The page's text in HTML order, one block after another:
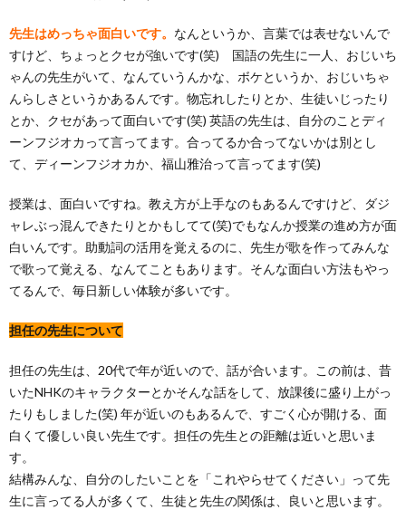
先生はめっちゃ面白いです。 なんというか、言葉では表せないんで
すけど、ちょっとクセが強いです(笑) 国語の先生に一人、おじいち
ゃんの先生がいて、なんていうんかな、ボケというか、おじいちゃ
んらしさというかあるんです。物忘れしたりとか、生徒いじったり
とか、クセがあって面白いです(笑) 英語の先生は、自分のことディ
ーンフジオカって言ってます。合ってるか合ってないかは別とし
て、ディーンフジオカか、福山雅治って言ってます(笑)
授業は、面白いですね。教え方が上手なのもあるんですけど、ダジ
ャレぶっ混んできたりとかもしてて(笑)でもなんか授業の進め方が面
白いんです。助動詞の活用を覚えるのに、先生が歌を作ってみんな
で歌って覚える、なんてこともあります。そんな面白い方法もやっ
てるんで、毎日新しい体験が多いです。
担任の先生について
担任の先生は、20代で年が近いので、話が合います。この前は、昔
いたNHKのキャラクターとかそんな話をして、放課後に盛り上がっ
たりもしました(笑) 年が近いのもあるんで、すごく心が開ける、面
白くて優しい良い先生です。担任の先生との距離は近いと思いま
す。
結構みんな、自分のしたいことを「これやらせてください」って先
生に言ってる人が多くて、生徒と先生の関係は、良いと思います。